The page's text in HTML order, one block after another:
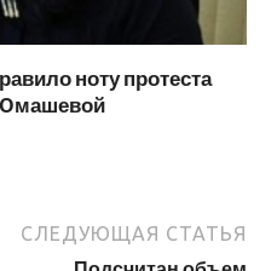
ноту протеста
Юмашевой
СЛЕДУЮЩАЯ СТАТЬЯ